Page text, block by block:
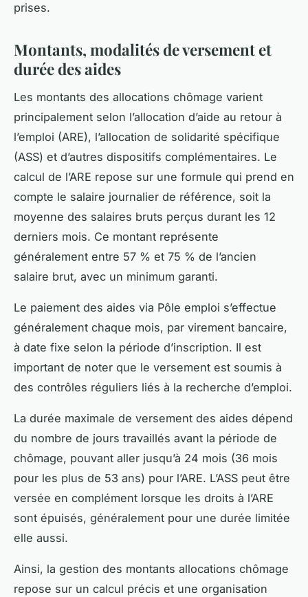
prises.
Montants, modalités de versement et
durée des aides
Les montants des allocations chômage varient
principalement selon l’allocation d’aide au retour à
l’emploi (ARE), l’allocation de solidarité spécifique
(ASS) et d’autres dispositifs complémentaires. Le
calcul de l’ARE repose sur une formule qui prend en
compte le salaire journalier de référence, soit la
moyenne des salaires bruts perçus durant les 12
derniers mois. Ce montant représente
généralement entre 57 % et 75 % de l’ancien
salaire brut, avec un minimum garanti.
Le paiement des aides via Pôle emploi s’effectue
généralement chaque mois, par virement bancaire,
à date fixe selon la période d’inscription. Il est
important de noter que le versement est soumis à
des contrôles réguliers liés à la recherche d’emploi.
La durée maximale de versement des aides dépend
du nombre de jours travaillés avant la période de
chômage, pouvant aller jusqu’à 24 mois (36 mois
pour les plus de 53 ans) pour l’ARE. L’ASS peut être
versée en complément lorsque les droits à l’ARE
sont épuisés, généralement pour une durée limitée
elle aussi.
Ainsi, la gestion des montants allocations chômage
repose sur un calcul précis et une organisation